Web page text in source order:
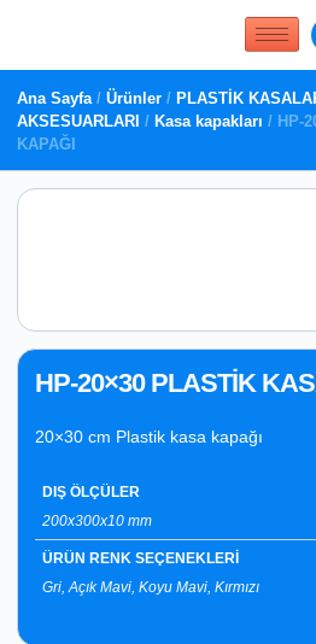
Ana Sayfa/ Ürünler / PLASTİK
AKSESUARLARI / Kasa kapakları / HP-
KAPAĞI
HP-20×30 PLASTİK
20×30 cm Plastik kasa kapağı
DIŞ ÖLÇÜLER
200x300x10 mm
ÜRÜN RENK SEÇENEKLERİ
Gri, Açık Mavi, Koyu Mavi, Kırmızı